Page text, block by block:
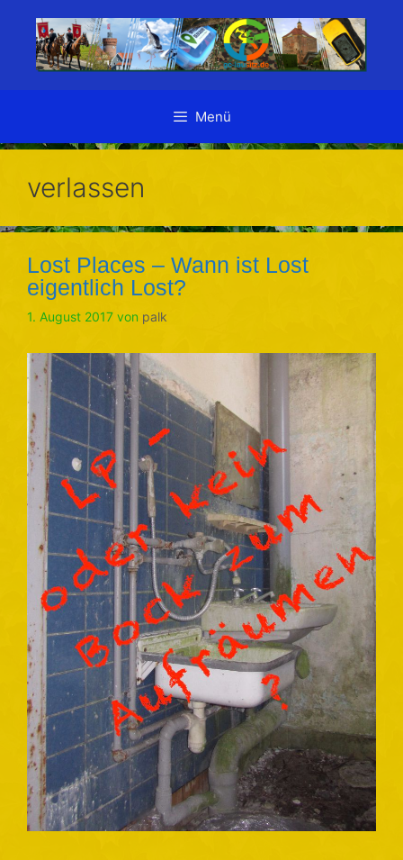
springen
Menü
verlassen
Lost Places – Wann ist Lost
eigentlich Lost?
1. August 2017 von palk